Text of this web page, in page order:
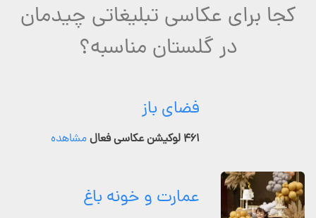
کجا برای عکاسی تبلیغاتی چیدمان
در گلستان مناسبه؟
فضای باز
۴۶۱ لوکیشن عکاسی فعال مشاهده
عمارت و خونه باغ